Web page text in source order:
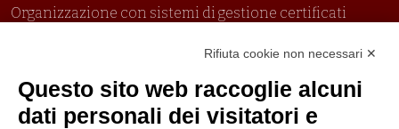
Organizzazione con sistemi di gestione certificati
Politica per la parità di genere
Politica antibullismo
Rifiuta cookie non necessari ✕
Questo sito web raccoglie alcuni
dati personali dei visitatori e